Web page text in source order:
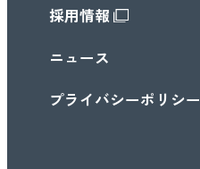
採用情報
ニュース
プライバシーポリシー